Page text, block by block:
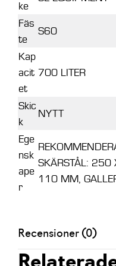
ke
Fäs
te
S60
Kap
acit
et
700 LITER
Skic
k
NYTT
Ege
nsk
ape
r
SKÄRSTÅL: 250
110 MM,
Recensioner (0)